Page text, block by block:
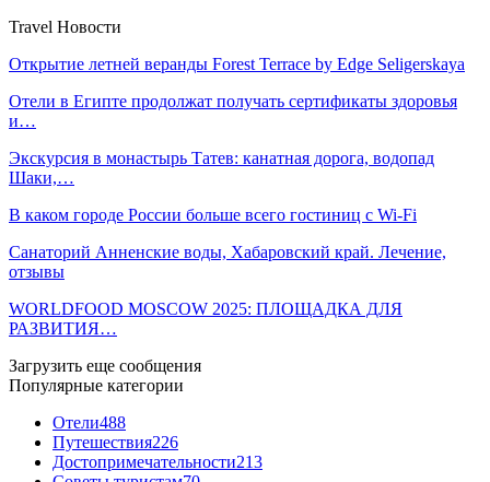
Travel Новости
Открытие летней веранды Forest Terrace by Edge Seligerskaya
Отели в Египте продолжат получать сертификаты здоровья
и…
Экскурсия в монастырь Татев: канатная дорога, водопад
Шаки,…
В каком городе России больше всего гостиниц с Wi-Fi
Санаторий Анненские воды, Хабаровский край. Лечение,
отзывы
WORLDFOOD MOSCOW 2025: ПЛОЩАДКА ДЛЯ
РАЗВИТИЯ…
Загрузить еще сообщения
Популярные категории
Отели488
Путешествия226
Достопримечательности213